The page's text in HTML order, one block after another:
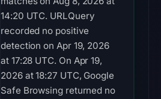
14:20 UTC. URLQuery
recorded no positive
detection on Apr 19, 2026
at 17:28 UTC. On Apr 19,
2026 at 18:27 UTC, Google
Safe Browsing returned no